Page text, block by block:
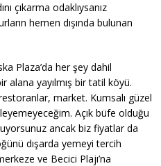
çıkarma odaklıysanız
hemen dışında bulunan
Plaza’da her şey dahil
alana yayılmış bir tatil köyü.
market. Kumsalı güzel
Açık büfe olduğu
ancak biz fiyatlar da
dışarda yemeyi tercih
ve Becici Plajı’na